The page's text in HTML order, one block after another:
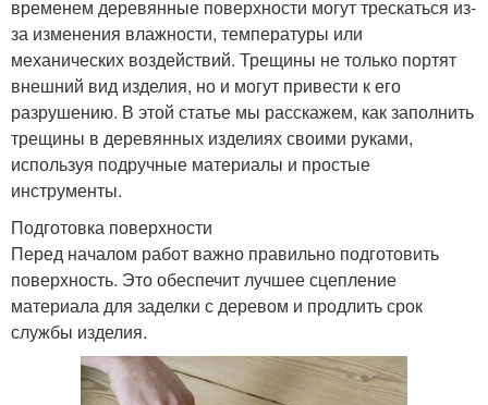
временем деревянные поверхности могут трескаться из-
за изменения влажности, температуры или
механических воздействий. Трещины не только портят
внешний вид изделия, но и могут привести к его
разрушению. В этой статье мы расскажем, как заполнить
трещины в деревянных изделиях своими руками,
используя подручные материалы и простые
инструменты.
Подготовка поверхности
Перед началом работ важно правильно подготовить
поверхность. Это обеспечит лучшее сцепление
материала для заделки с деревом и продлить срок
службы изделия.